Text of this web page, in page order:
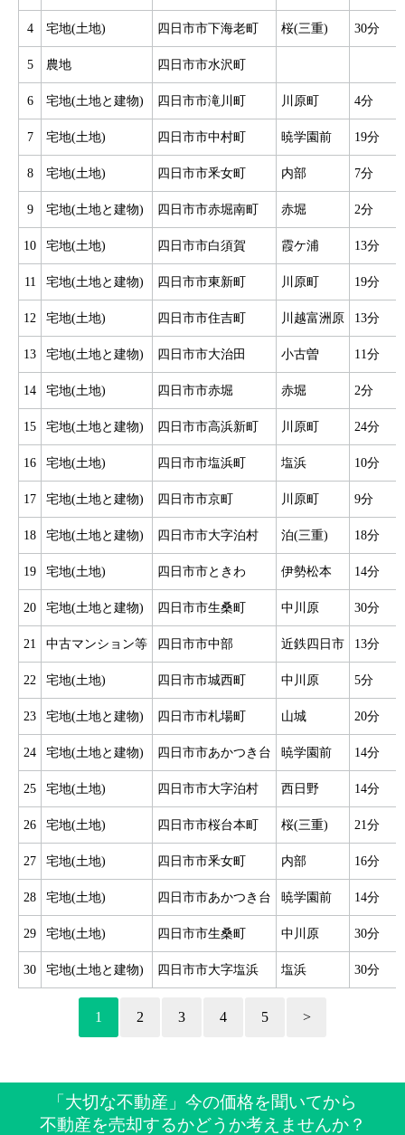
4 宅地(土地) 四日市市下海老町 桜(三重) 30分
5 農地 四日市市水沢町
6 宅地(土地と建物) 四日市市滝川町 川原町 4分
7 宅地(土地) 四日市市中村町 暁学園前 19分
8 宅地(土地) 四日市市釆女町 内部 7分
9 宅地(土地と建物) 四日市市赤堀南町 赤堀 2分
10 宅地(土地) 四日市市白須賀 霞ケ浦 13分
11 宅地(土地と建物) 四日市市東新町 川原町 19分
12 宅地(土地) 四日市市住吉町 川越富洲原 13分
13 宅地(土地と建物) 四日市市大治田 小古曽 11分
14 宅地(土地) 四日市市赤堀 赤堀 2分
15 宅地(土地と建物) 四日市市高浜新町 川原町 24分
16 宅地(土地) 四日市市塩浜町 塩浜 10分
17 宅地(土地と建物) 四日市市京町 川原町 9分
18 宅地(土地と建物) 四日市市大字泊村 泊(三重) 18分
19 宅地(土地) 四日市市ときわ 伊勢松本 14分
20 宅地(土地と建物) 四日市市生桑町 中川原 30分
21 中古マンション等 四日市市中部 近鉄四日市 13分
22 宅地(土地) 四日市市城西町 中川原 5分
23 宅地(土地と建物) 四日市市札場町 山城 20分
24 宅地(土地と建物) 四日市市あかつき台 暁学園前 14分
25 宅地(土地) 四日市市大字泊村 西日野 14分
26 宅地(土地) 四日市市桜台本町 桜(三重) 21分
27 宅地(土地) 四日市市釆女町 内部 16分
28 宅地(土地) 四日市市あかつき台 暁学園前 14分
29 宅地(土地) 四日市市生桑町 中川原 30分
30 宅地(土地と建物) 四日市市大字塩浜 塩浜 30分
1 2 3 4 5 >
「大切な不動産」今の価格を聞いてから
不動産を売却するかどうか考えませんか？